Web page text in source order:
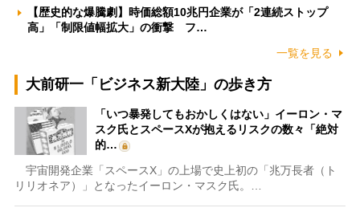
【歴史的な爆騰劇】時価総額10兆円企業が「2連続ストップ
高」「制限値幅拡大」の衝撃 フ…
一覧を見る
大前研一「ビジネス新大陸」の歩き方
「いつ暴発してもおかしくはない」イーロン・マ
スク氏とスペースXが抱えるリスクの数々「絶対
的…
宇宙開発企業「スペースX」の上場で史上初の「兆万長者（ト
リリオネア）」となったイーロン・マスク氏。…